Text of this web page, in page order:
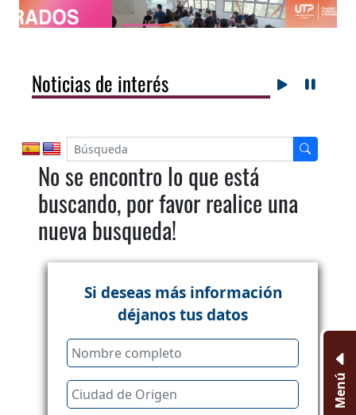
Noticias de interés
No se encontro lo que está
buscando, por favor realice una
nueva busqueda!
Si deseas más información
déjanos tus datos
Menú